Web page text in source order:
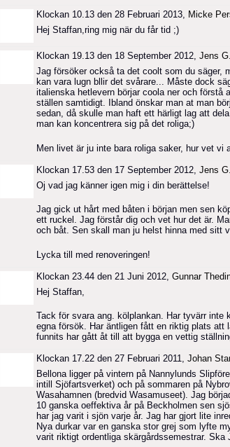
Klockan 10.13 den 28 Februari 2013, Micke
Hej Staffan,ring mig när du får tid ;)
Klockan 19.13 den 18 September 2012, Jens
Jag försöker också ta det coolt som du säger,
kan vara lugn bllir det svårare... Måste dock
italienska hetlevern börjar coola ner och förstå
ställen samtidigt. Ibland önskar man at man
sedan, då skulle man haft ett härligt lag att
man kan koncentrera sig på det roliga;)
Men livet är ju inte bara roliga saker, hur vet vi
Klockan 17.53 den 17 September 2012, Jens
Oj vad jag känner igen mig i din berättelse!
Jag gick ut hårt med båten i början men sen
ett ruckel. Jag förstår dig och vet hur det är.
och båt. Sen skall man ju helst hinna med sitt
Lycka till med renoveringen!
Klockan 23.44 den 21 Juni 2012, Gunnar
Hej Staffan,
Tack för svara ang. kölplankan. Har tyvärr inte
egna försök. Har äntligen fått en riktig plats att
funnits har gått åt till att bygga en vettig
Klockan 17.22 den 27 Februari 2011, Johan
Bellona ligger på vintern på Nannylunds
intill Sjöfartsverket) och på sommaren på
Wasahamnen (bredvid Wasamuseet). Jag
10 ganska oeffektiva år på Beckholmen sen
har jag varit i sjön varje år. Jag har gjort lite
Nya durkar var en ganska stor grej som lyfte
varit riktigt ordentliga skärgårdssemestrar. Ska